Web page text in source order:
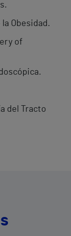
Obesidad.
of
del Tracto